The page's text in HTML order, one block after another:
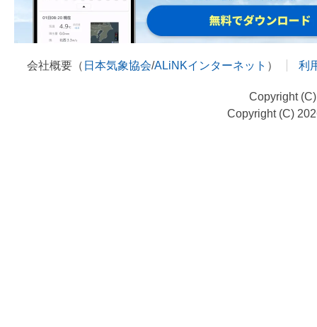
会社概要（ 日本気象協会/ALiNKインターネット ） 利
Copyright
Copyright (C)